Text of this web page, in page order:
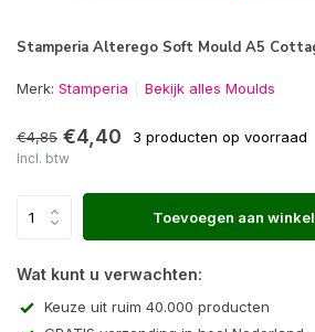
Stamperia Alterego Soft Mould A5
Merk: Stamperia Bekijk alles Moulds
€4,85 €4,40 3 producten op voorraad
Incl. btw
Toevoegen aan
Wat kunt u verwachten:
Keuze uit ruim 40.000 producten